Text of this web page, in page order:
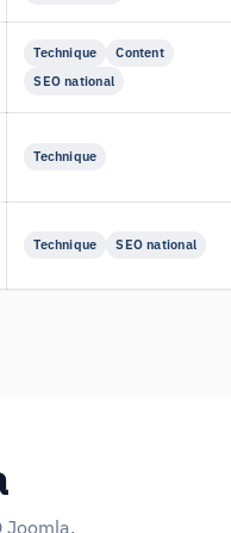
Technique
Content
SEO national
Technique
Technique SEO national
Joomla.